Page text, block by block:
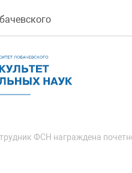
ФСН награждена